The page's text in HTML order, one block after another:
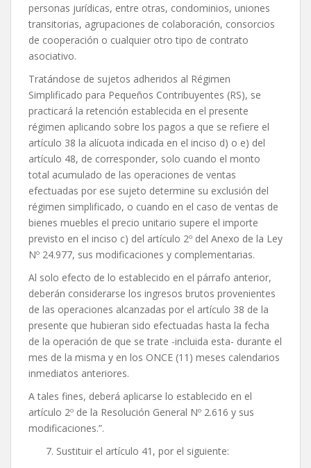
personas jurídicas, entre otras, condominios, uniones
transitorias, agrupaciones de colaboración, consorcios
de cooperación o cualquier otro tipo de contrato
asociativo.
Tratándose de sujetos adheridos al Régimen
Simplificado para Pequeños Contribuyentes (RS), se
practicará la retención establecida en el presente
régimen aplicando sobre los pagos a que se refiere el
artículo 38 la alícuota indicada en el inciso d) o e) del
artículo 48, de corresponder, solo cuando el monto
total acumulado de las operaciones de ventas
efectuadas por ese sujeto determine su exclusión del
régimen simplificado, o cuando en el caso de ventas de
bienes muebles el precio unitario supere el importe
previsto en el inciso c) del artículo 2º del Anexo de la Ley
Nº 24.977, sus modificaciones y complementarias.
Al solo efecto de lo establecido en el párrafo anterior,
deberán considerarse los ingresos brutos provenientes
de las operaciones alcanzadas por el artículo 38 de la
presente que hubieran sido efectuadas hasta la fecha
de la operación de que se trate -incluida esta- durante el
mes de la misma y en los ONCE (11) meses calendarios
inmediatos anteriores.
A tales fines, deberá aplicarse lo establecido en el
artículo 2º de la Resolución General Nº 2.616 y sus
modificaciones.”.
Sustituir el artículo 41, por el siguiente: